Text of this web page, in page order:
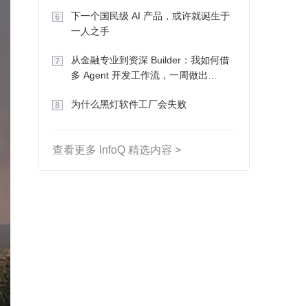
6
下一个国民级 AI 产品，或许就诞生于
一人之手
7
从金融专业到资深 Builder：我如何借
多 Agent 开发工作流，一周做出
8 为什么黑灯软件工厂会失败
查看更多 InfoQ 精选内容 >